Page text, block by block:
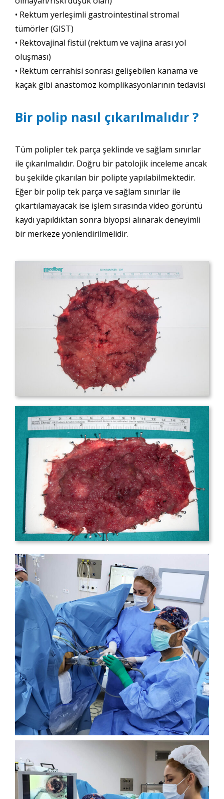
• Rektum yerleşimli gastrointestinal stromal
tümörler (GIST)
• Rektovajinal fistül (rektum ve vajina arası yol
oluşması)
• Rektum cerrahisi sonrası gelişebilen kanama ve
kaçak gibi anastomoz komplikasyonlarının tedavisi
Bir polip nasıl çıkarılmalıdır ?
Tüm polipler tek parça şeklinde ve sağlam sınırlar
ile çıkarılmalıdır. Doğru bir patolojik inceleme ancak
bu şekilde çıkarılan bir polipte yapılabilmektedir.
Eğer bir polip tek parça ve sağlam sınırlar ile
çıkartılamayacak ise işlem sırasında video görüntü
kaydı yapıldıktan sonra biyopsi alınarak deneyimli
bir merkeze yönlendirilmelidir.